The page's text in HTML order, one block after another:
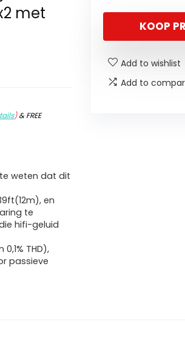
met
)&FREE
weten dat dit
en
te
hifi-geluid
THD),
passieve
KOOP
Add to wishlist
Add to